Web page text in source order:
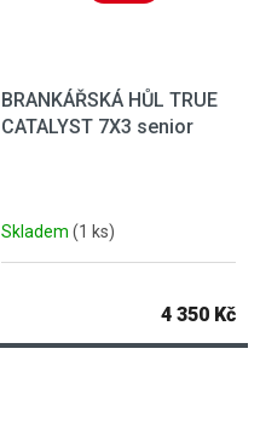
BRANKÁŘSKÁ HŮL TRUE
CATALYST 7X3 senior
Skladem (1 ks)
4 350 Kč